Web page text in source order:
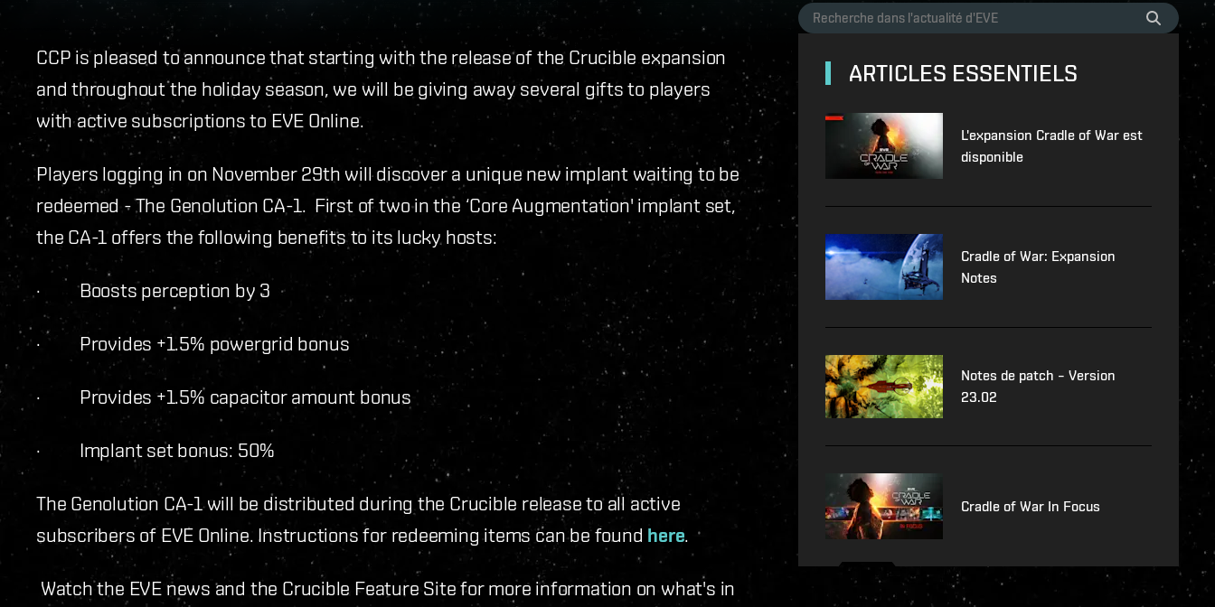
CCP is pleased to announce that starting with the release of the Crucible expansion
and throughout the holiday season, we will be giving away several gifts to players
with active subscriptions to EVE Online.
Players logging in on November 29th will discover a unique new implant waiting to be
redeemed - The Genolution CA-1. First of two in the ‘Core Augmentation' implant set,
the CA-1 offers the following benefits to its lucky hosts:
· Boosts perception by 3
· Provides +1.5% powergrid bonus
· Provides +1.5% capacitor amount bonus
· Implant set bonus: 50%
The Genolution CA-1 will be distributed during the Crucible release to all active
subscribers of EVE Online. Instructions for redeeming items can be found here.
Watch the EVE news and the Crucible Feature Site for more information on what's in
ARTICLES ESSENTIELS
L'expansion Cradle of War est
disponible
Cradle of War: Expansion
Notes
Notes de patch – Version
23.02
Cradle of War In Focus